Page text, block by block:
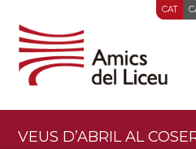
CAT
VEUS D’ABRIL AL